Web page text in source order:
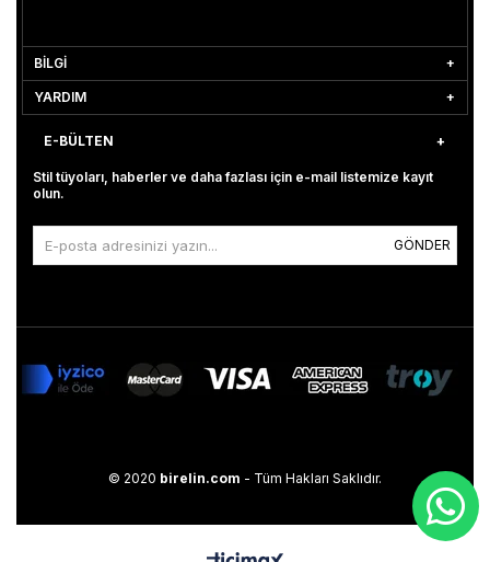
BİLGİ
YARDIM
E-BÜLTEN
Stil tüyoları, haberler ve daha fazlası için e-mail listemize kayıt
olun.
GÖNDER
© 2020 birelin.com - Tüm Hakları Saklıdır.